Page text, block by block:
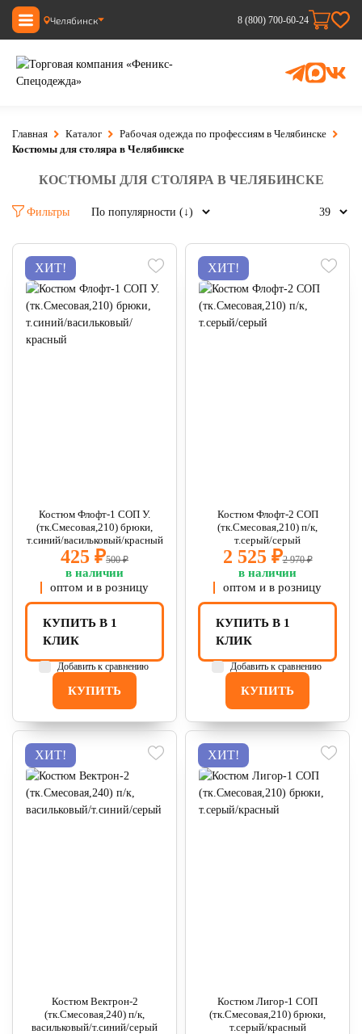
Челябинск 8 (800) 700-60-24
Главная Каталог
Рабочая одежда по профессиям в Челябинске
Костюмы для столяра в Челябинске
КОСТЮМЫ ДЛЯ СТОЛЯРА В ЧЕЛЯБИНСКЕ
Фильтры
ХИТ!
Костюм Флофт-1 СОП У.
(тк.Смесовая,210) брюки,
т.синий/васильковый/красный
425 ₽500 ₽
в наличии
оптом и в розницу
КУПИТЬ
КУПИТЬ В 1
КЛИК
Добавить к сравнению
ХИТ!
Костюм Флофт-2 СОП
(тк.Смесовая,210) п/к,
т.серый/серый
2 525 ₽2 970 ₽
в наличии
оптом и в розницу
КУПИТЬ
КУПИТЬ В 1
КЛИК
Добавить к сравнению
ХИТ!
Костюм Вектрон-2
(тк.Смесовая,240) п/к,
васильковый/т.синий/серый
ХИТ!
Костюм Лигор-1 СОП
(тк.Смесовая,210) брюки,
т.серый/красный